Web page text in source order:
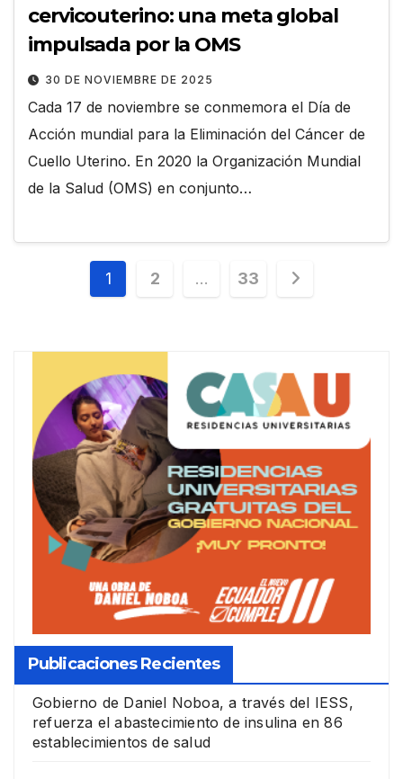
cervicouterino: una meta global
impulsada por la OMS
30 DE NOVIEMBRE DE 2025
Cada 17 de noviembre se conmemora el Día de
Acción mundial para la Eliminación del Cáncer de
Cuello Uterino. En 2020 la Organización Mundial
de la Salud (OMS) en conjunto…
Paginación
entradas
1 2 … 33
Publicaciones Recientes
Gobierno de Daniel Noboa, a través del IESS,
refuerza el abastecimiento de insulina en 86
establecimientos de salud